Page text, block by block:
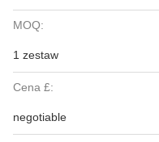
MOQ:
1 zestaw
Cena £:
negotiable